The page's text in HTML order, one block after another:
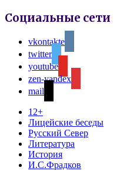
Социальные сети
vkontakte
twitter
youtube
zen-yandex
mail
12+
Лицейские беседы
Русский Север
Литература
История
И.С.Фрадков